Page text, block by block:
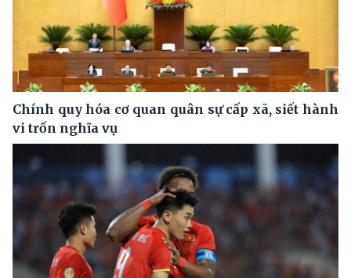
Chính quy hóa cơ quan quân sự cấp xã, siết hành
vi trốn nghĩa vụ